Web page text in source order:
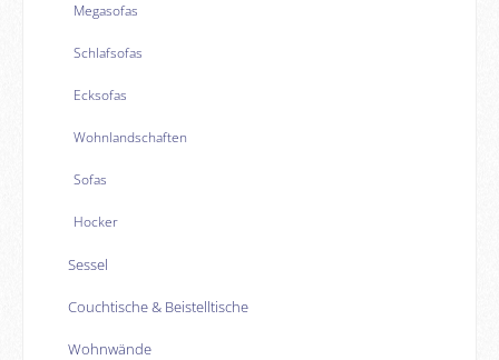
Megasofas
Schlafsofas
Ecksofas
Wohnlandschaften
Sofas
Hocker
Sessel
Couchtische & Beistelltische
Wohnwände